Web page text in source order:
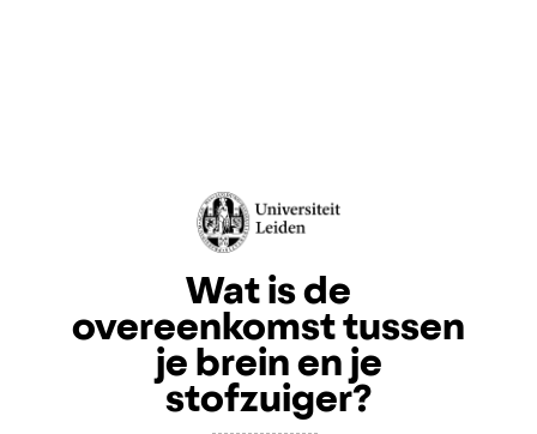
Wat is de
overeenkomst tussen
je brein en je
stofzuiger?